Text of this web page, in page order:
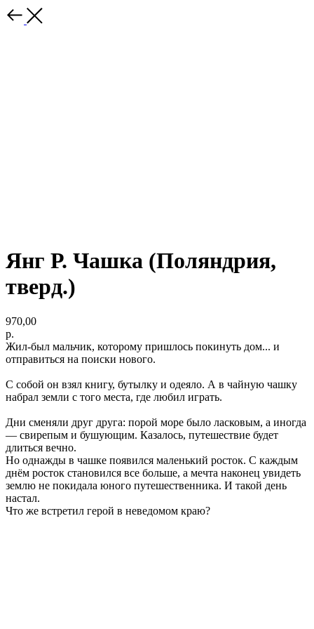
Янг Р. Чашка (Поляндрия,
тверд.)
970,00
р.
Жил-был мальчик, которому пришлось покинуть дом... и
отправиться на поиски нового.
С собой он взял книгу, бутылку и одеяло. А в чайную чашку
набрал земли с того места, где любил играть.
Дни сменяли друг друга: порой море было ласковым, а иногда
— свирепым и бушующим. Казалось, путешествие будет
длиться вечно.
Но однажды в чашке появился маленький росток. С каждым
днём росток становился все больше, а мечта наконец увидеть
землю не покидала юного путешественника. И такой день
настал.
Что же встретил герой в неведомом краю?